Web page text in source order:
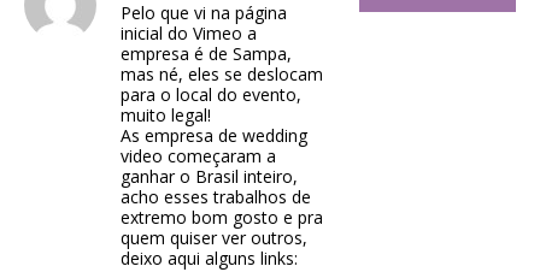
Pelo que vi na página
inicial do Vimeo a
empresa é de Sampa,
mas né, eles se deslocam
para o local do evento,
muito legal!
As empresa de wedding
video começaram a
ganhar o Brasil inteiro,
acho esses trabalhos de
extremo bom gosto e pra
quem quiser ver outros,
deixo aqui alguns links: